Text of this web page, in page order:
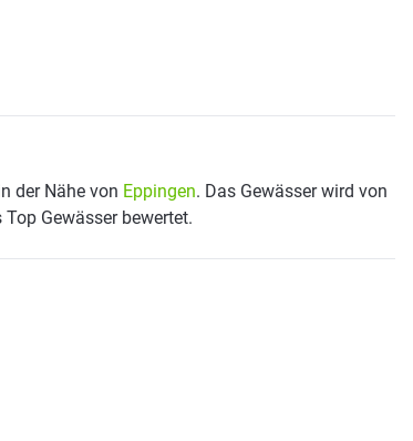
der Nähe von Eppingen. Das Gewässer wird von
Gewässer bewertet.